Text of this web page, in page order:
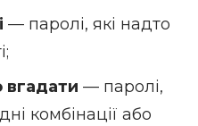
— паролі, які надто
вгадати — паролі,
комбінації або